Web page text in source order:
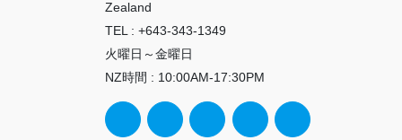
Zealand
TEL : +643-343-1349
火曜日～金曜日
NZ時間 : 10:00AM-17:30PM